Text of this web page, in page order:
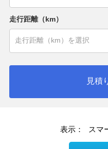
走行距離（km）
見積
表示： スマ